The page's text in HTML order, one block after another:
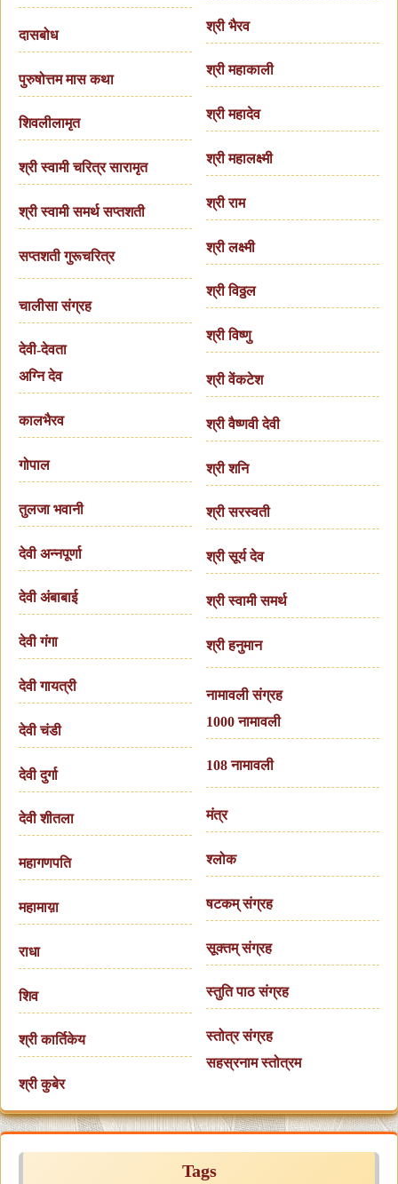
दासबोध
पुरुषोत्तम मास कथा
शिवलीलामृत
श्री स्वामी चरित्र सारामृत
श्री स्वामी समर्थ सप्तशती
सप्तशती गुरूचरित्र
चालीसा संग्रह
देवी-देवता
अग्नि देव
कालभैरव
गोपाल
तुलजा भवानी
देवी अन्नपूर्णा
देवी अंबाबाई
देवी गंगा
देवी गायत्री
देवी चंडी
देवी दुर्गा
देवी शीतला
महागणपति
महामाय़ा
राधा
शिव
श्री कार्तिकेय
श्री कुबेर
श्री भैरव
श्री महाकाली
श्री महादेव
श्री महालक्ष्मी
श्री राम
श्री लक्ष्मी
श्री विठ्ठल
श्री विष्णु
श्री वेंकटेश
श्री वैष्णवी देवी
श्री शनि
श्री सरस्वती
श्री सूर्य देव
श्री स्वामी समर्थ
श्री हनुमान
नामावली संग्रह
1000 नामावली
108 नामावली
मंत्र
श्लोक
षटकम् संग्रह
सूक्तम् संग्रह
स्तुति पाठ संग्रह
स्तोत्र संग्रह
सहस्रनाम स्तोत्रम
Tags